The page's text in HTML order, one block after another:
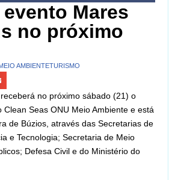
Mares
no próximo
AMBIENTETURISMO
no próximo sábado (21) o
Seas ONU Meio Ambiente e está
de Búzios, através das Secretarias de
e Tecnologia; Secretaria de Meio
Defesa Civil e do Ministério do